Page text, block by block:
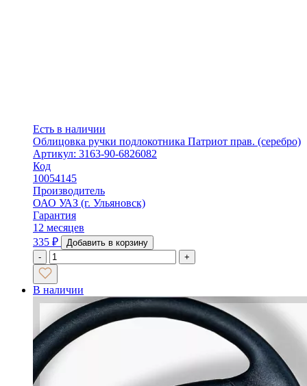
Есть в наличии
Облицовка ручки подлокотника Патриот прав. (серебро)
Артикул: 3163-90-6826082
Код
10054145
Производитель
ОАО УАЗ (г. Ульяновск)
Гарантия
12 месяцев
335 ₽
Добавить в корзину
-
+
В наличии